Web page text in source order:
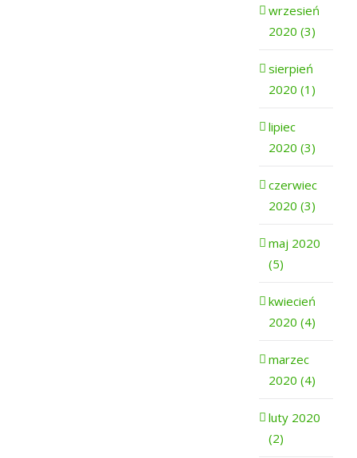
wrzesień
2020 (3)
sierpień
2020 (1)
lipiec
2020 (3)
czerwiec
2020 (3)
maj 2020
(5)
kwiecień
2020 (4)
marzec
2020 (4)
luty 2020
(2)